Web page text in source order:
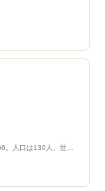
。人口は130人、世…